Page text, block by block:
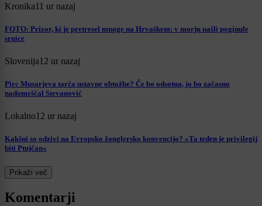
Kronika11 ur nazaj
FOTO: Prizor, ki je pretresel mnoge na Hrvaškem: v morju našli poginule
srnice
Slovenija12 ur nazaj
Pirc Musarjeva tarča ustavne obtožbe? Če bo odsotna, jo bo začasno
nadomeščal Stevanović
Lokalno12 ur nazaj
Kakšni so odzivi na Evropsko žonglersko konvencijo? »Ta teden je privilegij
biti Ptujčan«
Prikaži več
Komentarji